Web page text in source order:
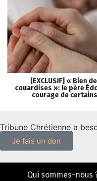
[EXCLUSIF] « Bien
couardises »: le père
courage de
Tribune Chrétienne a
Je fais un don
Qui sommes-nous